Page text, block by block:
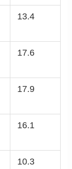
13.4
17.6
17.9
16.1
10.3